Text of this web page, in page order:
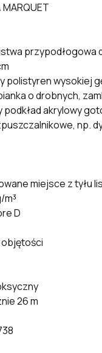
MARQUET
przypodłogowa
polistyren wysokiej
o drobnych,
podkład akrylowy
np.
miejsce z tyłu
m³
D
objętości
26 m